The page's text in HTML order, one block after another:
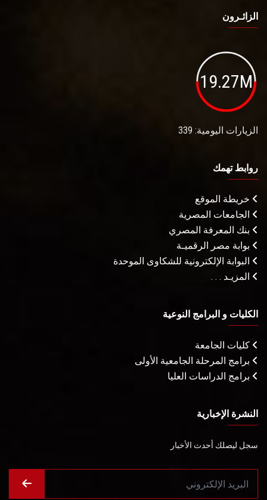
الزائـرون
19.27M
الزيارات اليومية: 339
روابط تهمك
خريطة الموقع
الجامعات المصرية
بنك المعرفة المصري
بوابة مصر الرقميـة
البوابة الإلكترونية للشكاوى الموحدة
المزيـد . . .
الكليات و البرامج النوعية
كليات الجامعة
برامج المرحلة الجامعية الأولى
برامج الدراسات العليا
النشرة الإخبارية
سجل ليصلك أحدث الأخبار